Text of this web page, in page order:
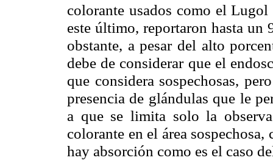
colorante usados como el Lugol
este último, reportaron hasta
obstante, a pesar del alto
debe de considerar que el
que considera sospechosas,
presencia de glándulas que le
a que se limita solo la
colorante en el área
hay absorción como es el caso